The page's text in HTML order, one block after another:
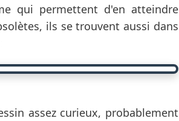
qui permettent d'en atteindre
ils se trouvent aussi dans
assez curieux, probablement